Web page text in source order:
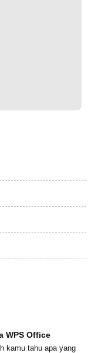
WPS Office
kamu tahu apa yang